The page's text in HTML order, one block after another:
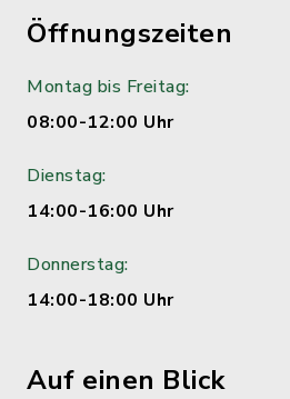
Öffnungszeiten
Montag bis Freitag:
08:00-12:00 Uhr
Dienstag:
14:00-16:00 Uhr
Donnerstag:
14:00-18:00 Uhr
Auf einen Blick